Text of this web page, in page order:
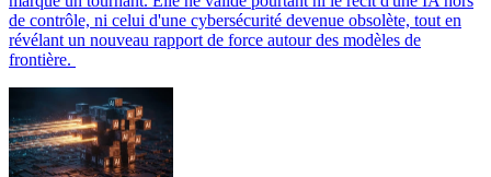
de contrôle, ni celui d'une cybersécurité devenue obsolète, tout en
révélant un nouveau rapport de force autour des modèles de
frontière.